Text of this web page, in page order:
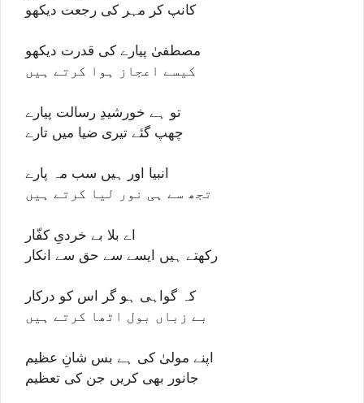
کانپ کر مہر کی رجعت دیکھو
مصطفیٰ پیارے کی قدرت دیکھو
کیسے اعجاز ہوا کرتے ہیں
تو ہے خورشیدِ رسالت پیارے
چھپ گئے تیری ضیا میں تارے
انبیا اور ہیں سب مہ پارے
تجھ سے ہی نور لیا کرتے ہیں
اے بلا بے خردیِ کفّار
رکھتے ہیں ایسے سے حق سے انکار
کہ گواہی ہو گر اس کو درکار
بے زباں بول اٹھا کرتے ہیں
اپنے مولیٰ کی ہے بس شانِ عظیم
جانور بھی کریں جن کی تعظیم